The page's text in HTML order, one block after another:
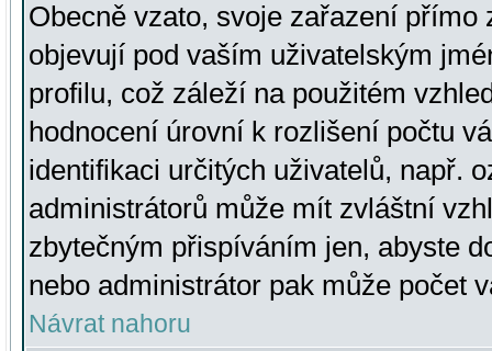
Obecně vzato, svoje zařazení přímo
objevují pod vaším uživatelským
profilu, což záleží na použitém
hodnocení úrovní k rozlišení počtu
identifikaci určitých uživatelů, např.
administrátorů může mít zvláštní
zbytečným přispíváním jen, abyste
nebo administrátor pak může počet
Návrat nahoru